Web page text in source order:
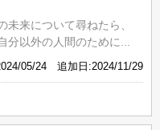
来について尋ねたら、
分以外の人間のために...
05/24 追加日:2024/11/29